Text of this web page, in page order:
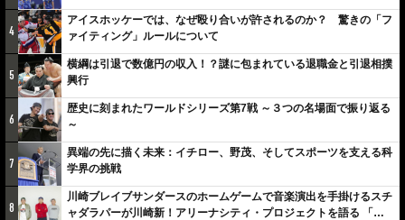
4
アイスホッケーでは、なぜ殴り合いが許されるのか？ 驚きの「フ
ァイティング」ルールについて
5
横綱は引退で数億円の収入！？謎に包まれている退職金と引退相撲
興行
6
歴史に刻まれたワールドシリーズ第7戦 ～３つの名場面で振り返る
～
7
異端の先に描く未来：イチロー、野茂、そしてスポーツを支える科
学界の挑戦
8
川崎ブレイブサンダースのホームゲームで音楽演出を手掛けるスチ
ャダラパーが川崎新！アリーナシティ・プロジェクトを語る 「楽